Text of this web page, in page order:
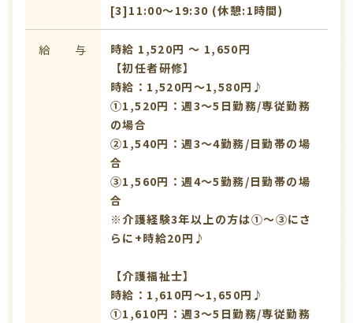
[3]11:00〜19:30 (休憩:1時間)
給 与
時給 1,520円 〜 1,650円
【初任者研修】
時給：1,520円～1,580円♪
①1,520円：週3～5日勤務/専従勤務
の場合
➁1,540円：週3～4勤務/日勤帯の場
合
③1,560円：週4～5勤務/日勤帯の場
合
※介護経験3年以上の方は①～③にさ
らに+時給20円♪
【介護福祉士】
時給：1,610円～1,650円♪
①1,610円：週3～5日勤務/専従勤務